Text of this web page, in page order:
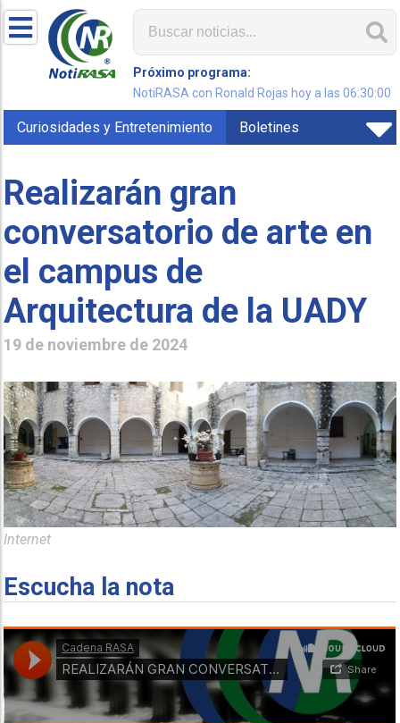
Próximo programa:
NotiRASA con Ronald Rojas hoy a las 06:30:00
Curiosidades y Entretenimiento Boletines
Realizarán gran
conversatorio de arte en
el campus de
Arquitectura de la UADY
19 de noviembre de 2024
Internet
Escucha la nota